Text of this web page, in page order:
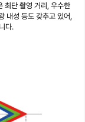
최단 촬영 거리, 우수한
내성 등도 갖추고 있어,
다.